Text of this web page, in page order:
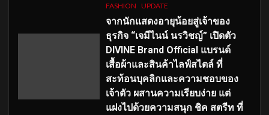
FASHION UPDATE
จากนักแสดงอายุน้อยสู่เจ้าของ
ธุรกิจ “เจมีไนน์ นรวิชญ์” เปิดตัว
DIVINE Brand Official แบรนด์
เสื้อผ้าและสินค้าไลฟ์สไตล์ ที่
สะท้อนบุคลิกและความชอบของ
เจ้าตัว ผสานความเรียบง่าย แต่
แฝงไปด้วยความสนุก ชิค สตรีท ที่